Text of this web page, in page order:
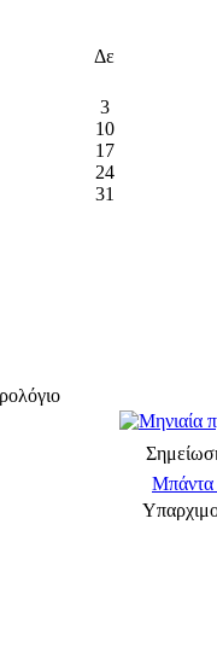
Δε
3
10
17
24
31
Μπάντα